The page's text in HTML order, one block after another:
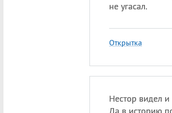
не угасал.
Открытка
Нестор видел и